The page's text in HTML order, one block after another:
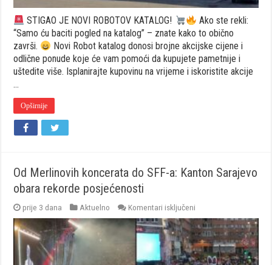
STIGAO JE NOVI ROBOTOV KATALOG!
Ako ste rekli:
“Samo ću baciti pogled na katalog” – znate kako to obično
završi.
Novi Robot katalog donosi brojne akcijske cijene i
odlične ponude koje će vam pomoći da kupujete pametnije i
uštedite više. Isplanirajte kupovinu na vrijeme i iskoristite akcije
…
Opširnije
Od Merlinovih koncerata do SFF-a: Kanton Sarajevo
obara rekorde posjećenosti
prije 3 dana Aktuelno Komentari isključeni
Od
Merlinovih
koncerata
do
SFF-